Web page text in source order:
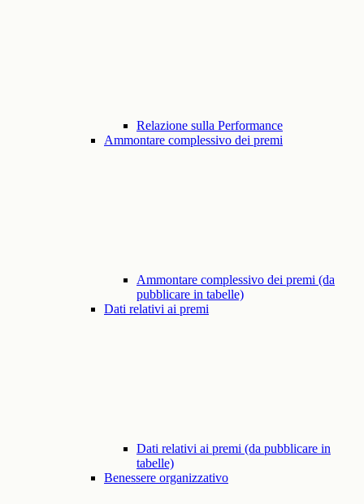
Relazione sulla Performance
Ammontare complessivo dei premi
Ammontare complessivo dei premi (da
pubblicare in tabelle)
Dati relativi ai premi
Dati relativi ai premi (da pubblicare in
tabelle)
Benessere organizzativo